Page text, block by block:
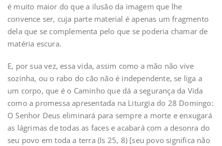
é muito maior do que a ilusão da imagem que lhe
convence ser, cuja parte material é apenas um fragmento
dela que se complementa pelo que se poderia chamar de
matéria escura.
E, por sua vez, essa vida, assim como a mão não vive
sozinha, ou o rabo do cão não é independente, se liga a
um corpo, que é o Caminho que dá a segurança da Vida
como a promessa apresentada na Liturgia do 28 Domingo:
O Senhor Deus eliminará para sempre a morte e enxugará
as lágrimas de todas as faces e acabará com a desonra do
seu povo em toda a terra (Is 25, 8) [seu povo significa não